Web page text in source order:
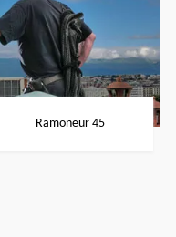
Ramoneur 45